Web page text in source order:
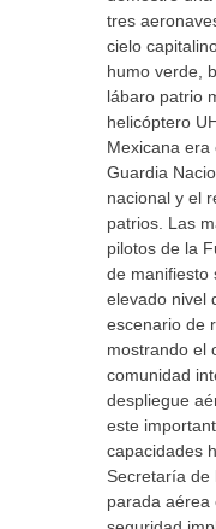
tres
cielo
humo verde,
lábaro patrio
helicóptero
Mexicana era
Guardia
nacional y el
patrios. Las
pilotos de la
de manifiesto
elevado nivel
escenario de
mostrando el
comunidad
despliegue
este
capacidades
Secretaría de
parada aérea